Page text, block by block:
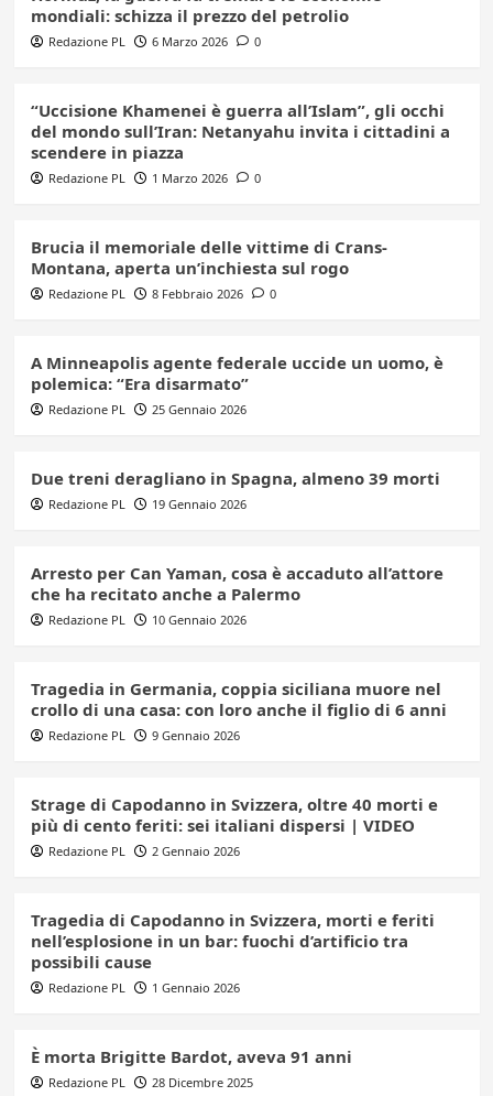
mondiali: schizza il prezzo del petrolio
Redazione PL 6 Marzo 2026 0
“Uccisione Khamenei è guerra all’Islam”, gli occhi
del mondo sull’Iran: Netanyahu invita i cittadini a
scendere in piazza
Redazione PL 1 Marzo 2026 0
Brucia il memoriale delle vittime di Crans-
Montana, aperta un’inchiesta sul rogo
Redazione PL 8 Febbraio 2026 0
A Minneapolis agente federale uccide un uomo, è
polemica: “Era disarmato”
Redazione PL 25 Gennaio 2026
Due treni deragliano in Spagna, almeno 39 morti
Redazione PL 19 Gennaio 2026
Arresto per Can Yaman, cosa è accaduto all’attore
che ha recitato anche a Palermo
Redazione PL 10 Gennaio 2026
Tragedia in Germania, coppia siciliana muore nel
crollo di una casa: con loro anche il figlio di 6 anni
Redazione PL 9 Gennaio 2026
Strage di Capodanno in Svizzera, oltre 40 morti e
più di cento feriti: sei italiani dispersi | VIDEO
Redazione PL 2 Gennaio 2026
Tragedia di Capodanno in Svizzera, morti e feriti
nell’esplosione in un bar: fuochi d’artificio tra
possibili cause
Redazione PL 1 Gennaio 2026
È morta Brigitte Bardot, aveva 91 anni
Redazione PL 28 Dicembre 2025